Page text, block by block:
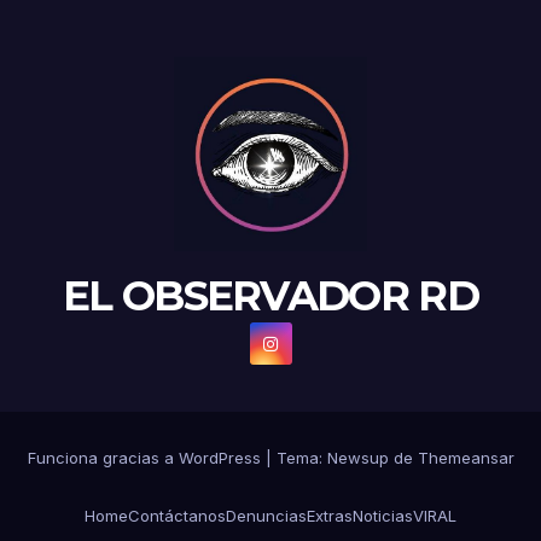
EL OBSERVADOR RD
Funciona gracias a WordPress Tema: Newsup de Themeansar
HomeContáctanosDenunciasExtrasNoticiasVIRAL